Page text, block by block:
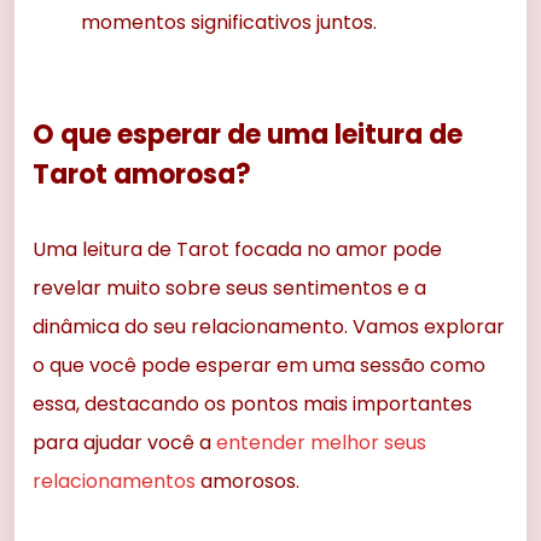
momentos significativos juntos.
O que esperar de uma leitura de
Tarot amorosa?
Uma leitura de Tarot focada no amor pode
revelar muito sobre seus sentimentos e a
dinâmica do seu relacionamento. Vamos explorar
o que você pode esperar em uma sessão como
essa, destacando os pontos mais importantes
para ajudar você aentender melhor seus
relacionamentos amorosos.